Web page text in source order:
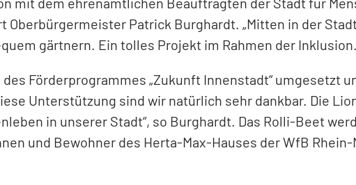
Oberbürgermeister Patrick Burghardt. „Mitten in der
gärtnern. Ein tolles Projekt im Rahmen der
Förderprogrammes „Zukunft Innenstadt“ umgesetzt
Unterstützung sind wir natürlich sehr dankbar. Die
in unserer Stadt“, so Burghardt. Das Rolli-Beet
und Bewohner des Herta-Max-Hauses der WfB Rhein-